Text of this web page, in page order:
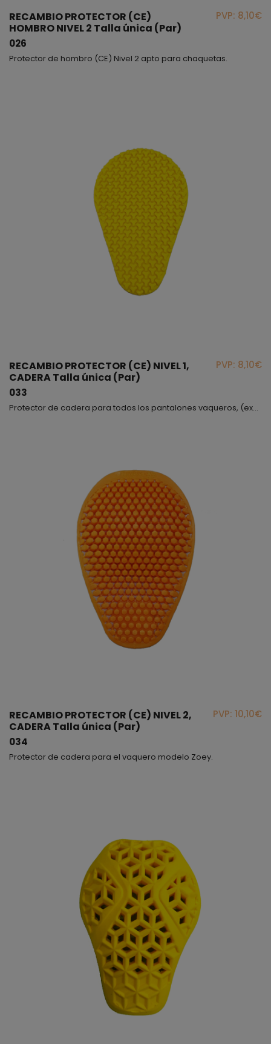
RECAMBIO PROTECTOR (CE)
HOMBRO NIVEL 2 Talla única (Par)
026
PVP: 8,10€
Protector de hombro (CE) Nivel 2 apto para chaquetas.
RECAMBIO PROTECTOR (CE) NIVEL 1,
CADERA Talla única (Par)
033
PVP: 8,10€
Protector de cadera para todos los pantalones vaqueros, (excepto modelo Zoey).
RECAMBIO PROTECTOR (CE) NIVEL 2,
CADERA Talla única (Par)
034
PVP: 10,10€
Protector de cadera para el vaquero modelo Zoey.